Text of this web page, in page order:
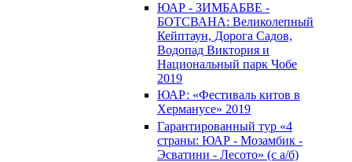
ЮАР - ЗИМБАБВЕ -
БОТСВАНА: Великолепный
Кейптаун, Дорога Садов,
Водопад Виктория и
Национальный парк Чобе
2019
ЮАР: «Фестиваль китов в
Херманусе» 2019
Гарантированный тур «4
страны: ЮАР - Мозамбик -
Эсватини - Лесото» (с а/б)